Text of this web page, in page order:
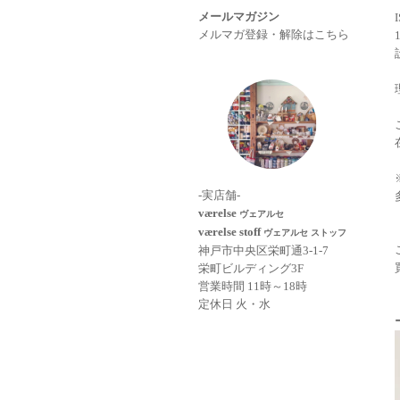
メールマガジン
メルマガ登録・解除はこちら
-実店舗-
værelse ヴェアルセ
værelse stoff ヴェアルセ ストッフ
神戸市中央区栄町通3-1-7
栄町ビルディング3F
営業時間 11時～18時
定休日 火・水